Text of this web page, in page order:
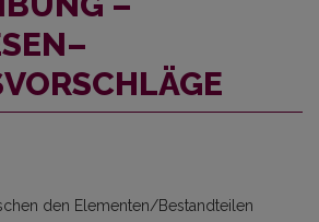
den Elementen/Bestandteilen